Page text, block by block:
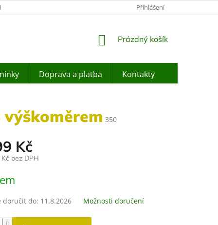
OCHRANY OSOBNÍCH ÚDAJŮ JAK NAKUPOVAT
Přihlášení
NÁKUPNÍ
Prázdný košík
Doprava a platba Kontakty
350
Kč
bez DPH
doručit do: 11.8.2026 Možnosti doručení